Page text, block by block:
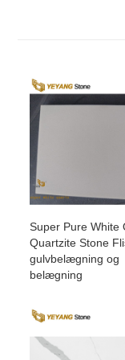
Super Pure White
Quartzite Stone
gulvbelægning og
belægning